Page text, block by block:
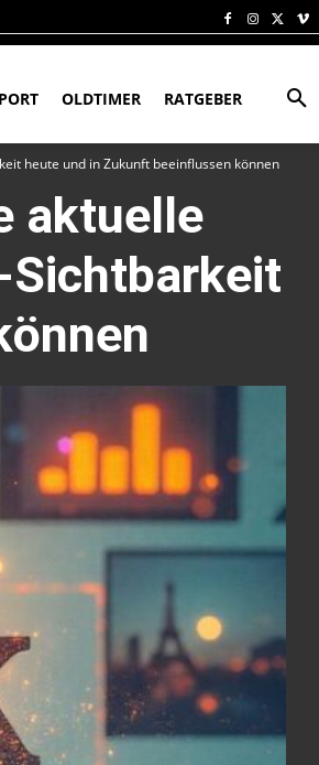
OLDTIMER RATGEBER
heute und in Zukunft beeinflussen können
aktuelle
Sichtbarkeit